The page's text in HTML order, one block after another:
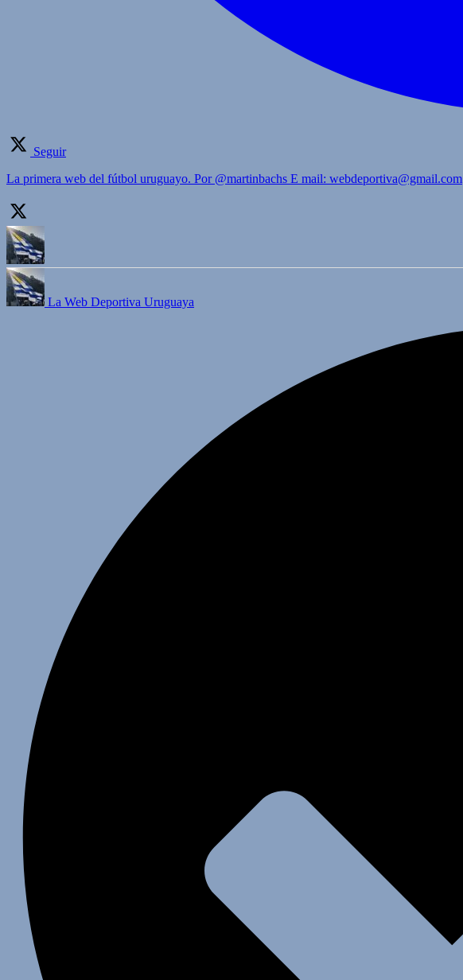
Seguir
La primera web del fútbol uruguayo. Por @martinbachs E mail: webdeportiva@gmail.com
La Web Deportiva Uruguaya